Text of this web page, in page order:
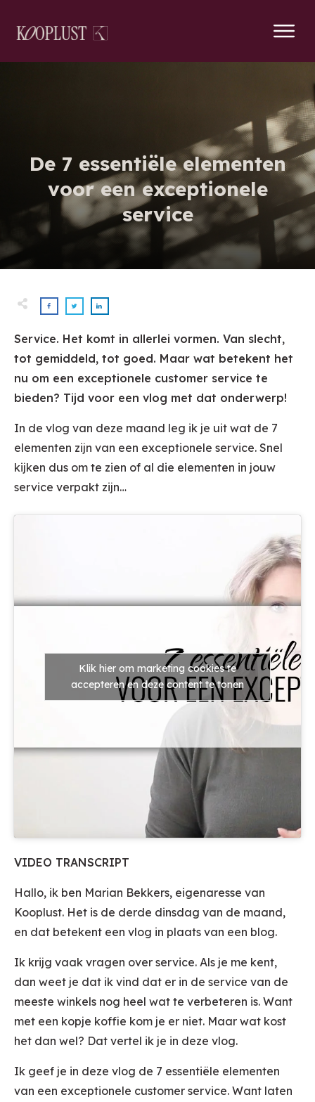
De 7 essentiële elementen
voor een exceptionele
service
Service. Het komt in allerlei vormen. Van slecht,
tot gemiddeld, tot goed. Maar wat betekent het
nu om een exceptionele customer service te
bieden? Tijd voor een vlog met dat onderwerp!
In de vlog van deze maand leg ik je uit wat de 7
elementen zijn van een exceptionele service. Snel
kijken dus om te zien of al die elementen in jouw
service verpakt zijn…
Klik hier om marketing cookies te
accepteren en deze content te tonen
VIDEO TRANSCRIPT
Hallo, ik ben Marian Bekkers, eigenaresse van
Kooplust. Het is de derde dinsdag van de maand,
en dat betekent een vlog in plaats van een blog.
Ik krijg vaak vragen over service. Als je me kent,
dan weet je dat ik vind dat er in de service van de
meeste winkels nog heel wat te verbeteren is. Want
met een kopje koffie kom je er niet. Maar wat kost
het dan wel? Dat vertel ik je in deze vlog.
Ik geef je in deze vlog de 7 essentiële elementen
van een exceptionele customer service. Want laten